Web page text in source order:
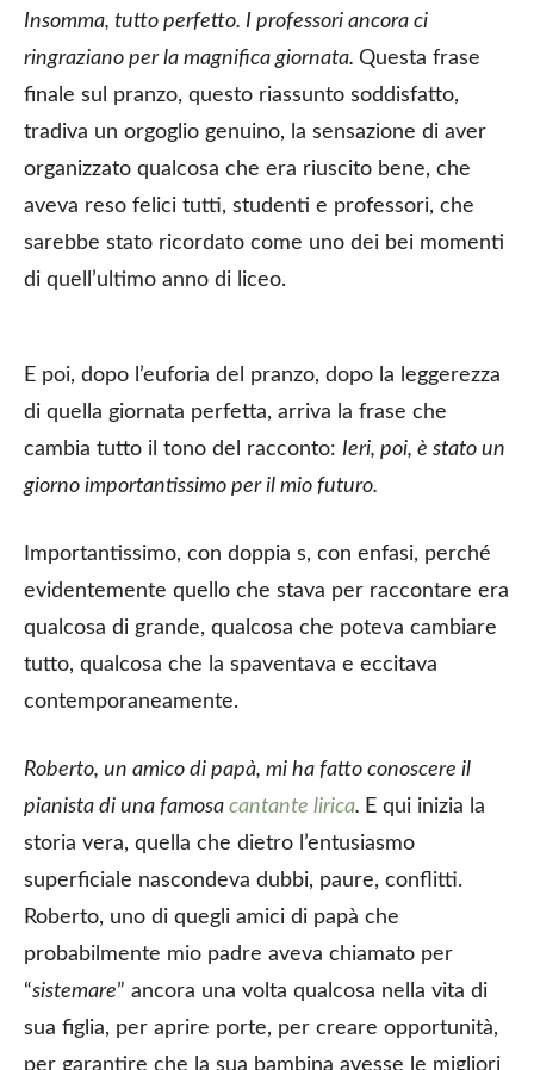
Insomma, tutto perfetto. I professori ancora ci
ringraziano per la magnifica giornata. Questa frase
finale sul pranzo, questo riassunto soddisfatto,
tradiva un orgoglio genuino, la sensazione di aver
organizzato qualcosa che era riuscito bene, che
aveva reso felici tutti, studenti e professori, che
sarebbe stato ricordato come uno dei bei momenti
di quell’ultimo anno di liceo.
E poi, dopo l’euforia del pranzo, dopo la leggerezza
di quella giornata perfetta, arriva la frase che
cambia tutto il tono del racconto: Ieri, poi, è stato un
giorno importantissimo per il mio futuro.
Importantissimo, con doppia s, con enfasi, perché
evidentemente quello che stava per raccontare era
qualcosa di grande, qualcosa che poteva cambiare
tutto, qualcosa che la spaventava e eccitava
contemporaneamente.
Roberto, un amico di papà, mi ha fatto conoscere il
pianista di una famosa cantante lirica. E qui inizia la
storia vera, quella che dietro l’entusiasmo
superficiale nascondeva dubbi, paure, conflitti.
Roberto, uno di quegli amici di papà che
probabilmente mio padre aveva chiamato per
“sistemare” ancora una volta qualcosa nella vita di
sua figlia, per aprire porte, per creare opportunità,
per garantire che la sua bambina avesse le migliori